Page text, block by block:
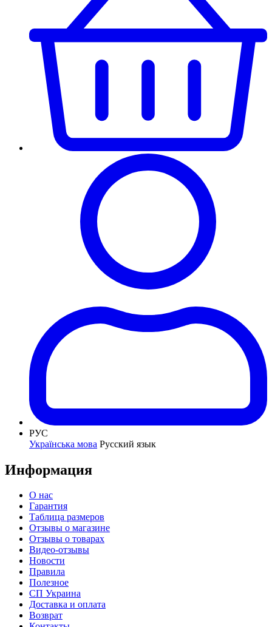
РУС
Українська мова Русский язык
Информация
О нас
Гарантия
Таблица размеров
Отзывы о магазине
Отзывы о товарах
Видео-отзывы
Новости
Правила
Полезное
СП Украина
Доставка и оплата
Возврат